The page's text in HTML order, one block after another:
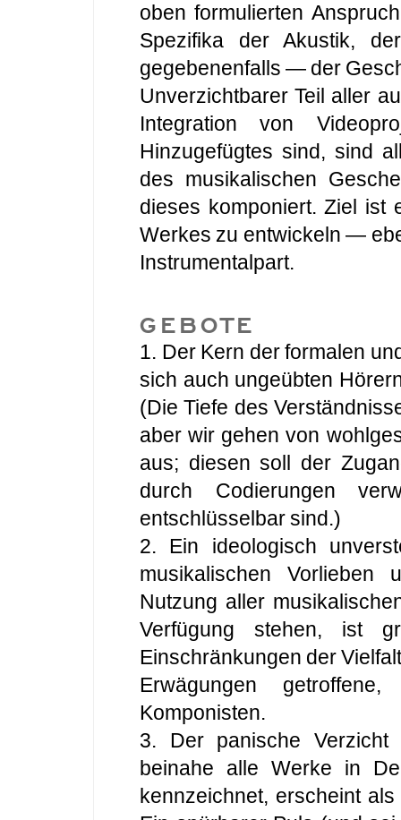
oben formulierten
Spezifika der Akustik,
gegebenenfalls — der
Unverzichtbarer Teil aller
Integration von
Hinzugefügtes sind, sind
des musikalischen
dieses komponiert. Ziel ist
Werkes zu entwickeln —
Instrumentalpart.
GEBOTE
1. Der Kern der formalen
sich auch ungeübten
(Die Tiefe des
aber wir gehen von
aus; diesen soll der
durch Codierungen
entschlüsselbar sind.)
2. Ein ideologisch
musikalischen
Nutzung aller
Verfügung stehen, ist
Einschränkungen der
Erwägungen
Komponisten.
3. Der panische
beinahe alle Werke in
kennzeichnet, erscheint